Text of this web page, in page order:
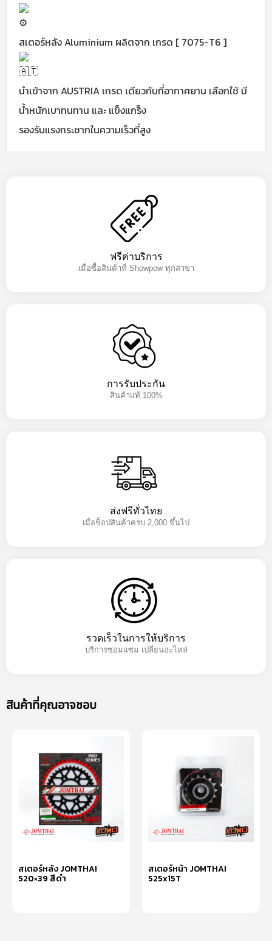
สเตอร์หลัง Aluminium ผลิตจาก เกรด [ 7075-T6 ]
นำเข้าจาก AUSTRIA เกรด เดียวกับที่อากาศยาน เลือกใช้ มี
น้ำหนักเบาทนทาน และ แข็งแกร็ง
รองรับแรงกระชากในความเร็วที่สูง
ฟรีค่าบริการ
เมื่อซื้อสินค้าที่ Showpow ทุกสาขา
การรับประกัน
สินค้าแท้ 100%
ส่งฟรีทั่วไทย
เมื่อช็อปสินค้าครบ 2,000 ขึ้นไป
รวดเร็วในการให้บริการ
บริการซ่อมแซม เปลี่ยนอะไหล่
สินค้าที่คุณอาจชอบ
สเตอร์หลัง JOMTHAI
520×39 สีดำ
สเตอร์หน้า JOMTHAI
525x15T